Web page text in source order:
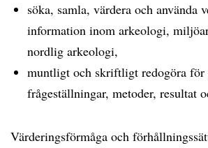
söka, samla, värdera och använda
information inom arkeologi,
nordlig arkeologi,
muntligt och skriftligt redogöra för
frågeställningar, metoder, resultat
Värderingsförmåga och